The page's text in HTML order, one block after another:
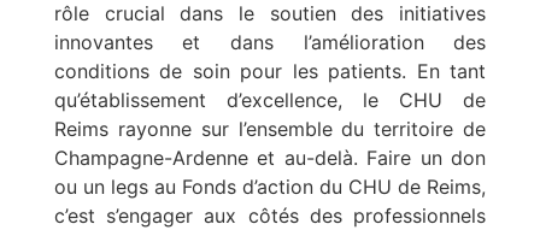
rôle crucial dans le soutien des initiatives
innovantes et dans l’amélioration des
conditions de soin pour les patients. En tant
qu’établissement d’excellence, le CHU de
Reims rayonne sur l’ensemble du territoire de
Champagne-Ardenne et au-delà. Faire un don
ou un legs au Fonds d’action du CHU de Reims,
c’est s’engager aux côtés des professionnels